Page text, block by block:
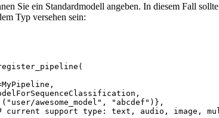
Sie ein Standardmodell angeben. In diesem Fall
Typ versehen sein:
"user/awesome_model" , "abcdef" )},
current support type: text, audio, image,